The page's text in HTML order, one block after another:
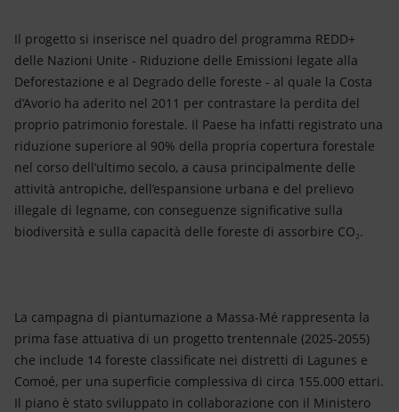
Il progetto si inserisce nel quadro del programma REDD+
delle Nazioni Unite - Riduzione delle Emissioni legate alla
Deforestazione e al Degrado delle foreste - al quale la Costa
d’Avorio ha aderito nel 2011 per contrastare la perdita del
proprio patrimonio forestale. Il Paese ha infatti registrato una
riduzione superiore al 90% della propria copertura forestale
nel corso dell’ultimo secolo, a causa principalmente delle
attività antropiche, dell’espansione urbana e del prelievo
illegale di legname, con conseguenze significative sulla
biodiversità e sulla capacità delle foreste di assorbire CO₂.
La campagna di piantumazione a Massa-Mé rappresenta la
prima fase attuativa di un progetto trentennale (2025-2055)
che include 14 foreste classificate nei distretti di Lagunes e
Comoé, per una superficie complessiva di circa 155.000 ettari.
Il piano è stato sviluppato in collaborazione con il Ministero